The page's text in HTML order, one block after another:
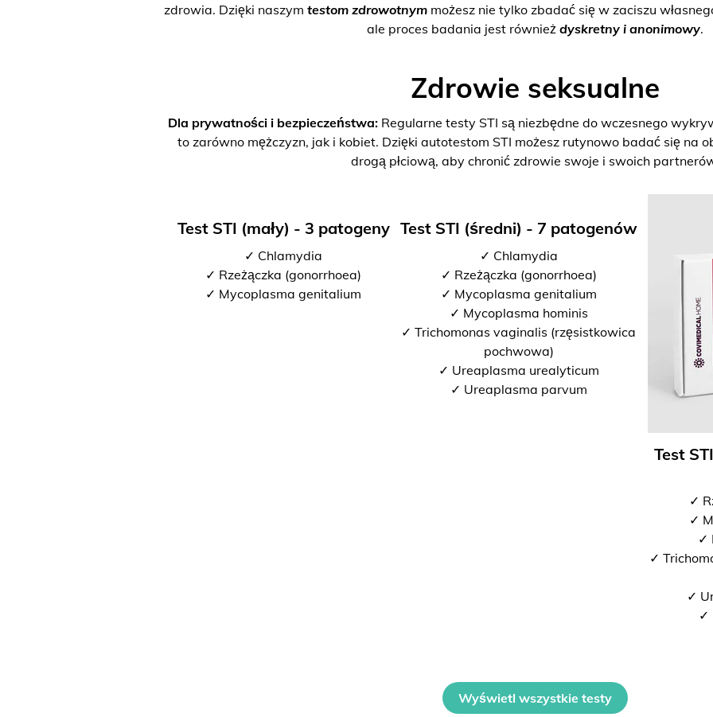
zdrowia. Dzięki naszym testom zdrowotnymmożesz nie tylko zbadać się w zaciszu
ale proces badania jest również dyskretny i anonimowy.
Zdrowie seksualne
Dla prywatności i bezpieczeństwa: Regularne testy STI są niezbędne do wczesnego
to zarówno mężczyzn, jak i kobiet. Dzięki autotestom STI możesz rutynowo badać się na
drogą płciową, aby chronić zdrowie swoje i swoich
Test STI (mały) - 3 patogeny
✓ Chlamydia
✓ Rzeżączka (gonorrhoea)
✓ Mycoplasma genitalium
Test STI (średni) - 7 patogenów
✓ Chlamydia
✓ Rzeżączka (gonorrhoea)
✓ Mycoplasma genitalium
✓ Mycoplasma hominis
✓ Trichomonas vaginalis (rzęsistkowica
pochwowa)
✓ Ureaplasma urealyticum
✓ Ureaplasma parvum
Test
✓
✓
✓
✓
✓
✓
Wyświetl wszystkie testy